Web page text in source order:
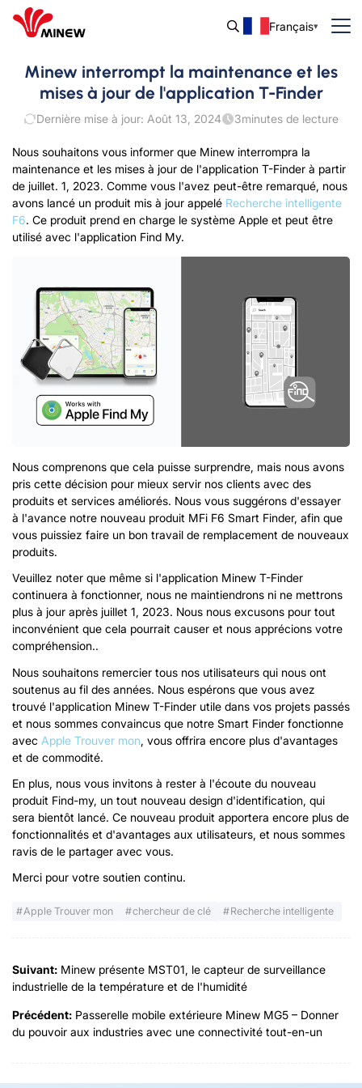
Français
Minew interrompt la maintenance et les
mises à jour de l'application T-Finder
Dernière mise à jour: Août 13, 2024 3minutes de lecture
Nous souhaitons vous informer que Minew interrompra la
maintenance et les mises à jour de l'application T-Finder à partir
de juillet. 1, 2023. Comme vous l'avez peut-être remarqué, nous
avons lancé un produit mis à jour appelé Recherche intelligente
F6. Ce produit prend en charge le système Apple et peut être
utilisé avec l'application Find My.
Nous comprenons que cela puisse surprendre, mais nous avons
pris cette décision pour mieux servir nos clients avec des
produits et services améliorés. Nous vous suggérons d'essayer
à l'avance notre nouveau produit MFi F6 Smart Finder, afin que
vous puissiez faire un bon travail de remplacement de nouveaux
produits.
Veuillez noter que même si l'application Minew T-Finder
continuera à fonctionner, nous ne maintiendrons ni ne mettrons
plus à jour après juillet 1, 2023. Nous nous excusons pour tout
inconvénient que cela pourrait causer et nous apprécions votre
compréhension..
Nous souhaitons remercier tous nos utilisateurs qui nous ont
soutenus au fil des années. Nous espérons que vous avez
trouvé l'application Minew T-Finder utile dans vos projets passés
et nous sommes convaincus que notre Smart Finder fonctionne
avec Apple Trouver mon, vous offrira encore plus d'avantages
et de commodité.
En plus, nous vous invitons à rester à l'écoute du nouveau
produit Find-my, un tout nouveau design d'identification, qui
sera bientôt lancé. Ce nouveau produit apportera encore plus de
fonctionnalités et d'avantages aux utilisateurs, et nous sommes
ravis de le partager avec vous.
Merci pour votre soutien continu.
Apple Trouver mon chercheur de clé Recherche intelligente
Suivant: Minew présente MST01, le capteur de surveillance
industrielle de la température et de l'humidité
Précédent: Passerelle mobile extérieure Minew MG5 – Donner
du pouvoir aux industries avec une connectivité tout-en-un